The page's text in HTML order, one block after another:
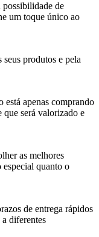
possibilidade de
um toque único ao
produtos e pela
está apenas comprando
que será valorizado e
as melhores
especial quanto o
de entrega rápidos
a diferentes